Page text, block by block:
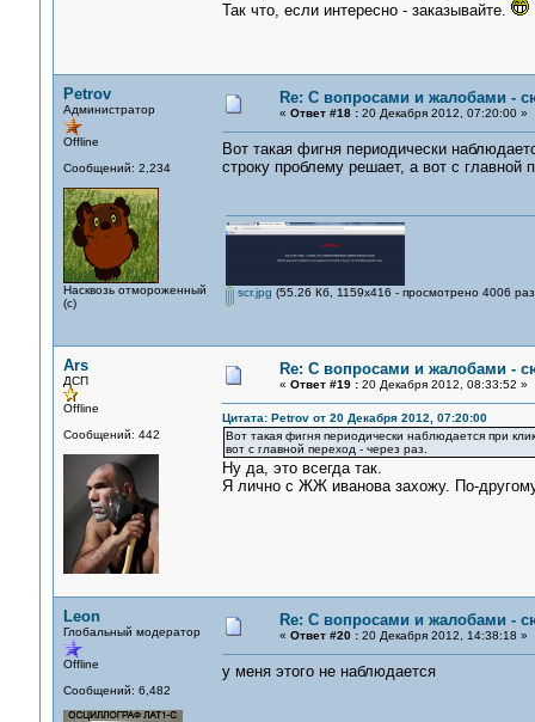
Так что, если интересно - заказывайте.
Petrov
Администратор
Offline
Сообщений: 2,234
Насквозь отмороженный
(с)
Re: С вопросами и жалобами -
« Ответ #18 :20 Декабря 2012, 07:20:00 »
Вот такая фигня периодически
строку проблему решает, а вот с главной
scr.jpg (55.26 Кб, 1159x416 - просмотрено 4006
Ars
ДСП
Offline
Сообщений: 442
Re: С вопросами и жалобами -
« Ответ #19 :20 Декабря 2012, 08:33:52 »
Цитата: Petrov от 20 Декабря 2012, 07:20:00
Вот такая фигня периодически наблюдается при
вот с главной переход - через раз.
Ну да, это всегда так.
Я лично с ЖЖ иванова захожу. По-
Leon
Глобальный модератор
Offline
Сообщений: 6,482
Re: С вопросами и жалобами -
« Ответ #20 :20 Декабря 2012, 14:38:18 »
у меня этого не наблюдается